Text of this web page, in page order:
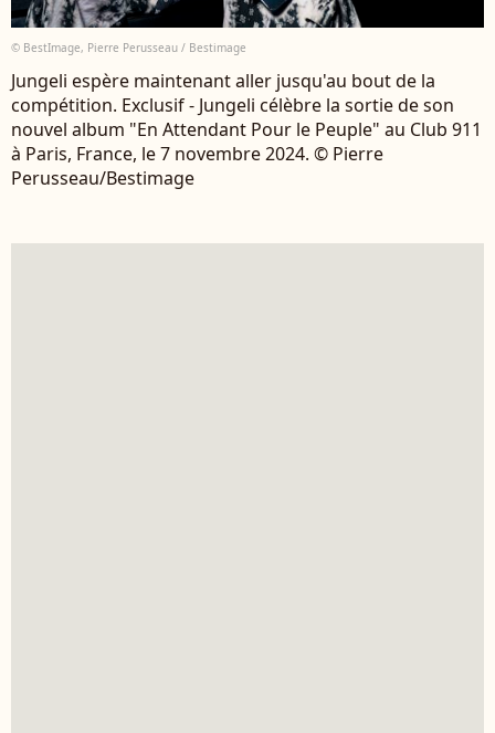
© BestImage, Pierre Perusseau / Bestimage
Jungeli espère maintenant aller jusqu'au bout de la
compétition. Exclusif - Jungeli célèbre la sortie de son
nouvel album "En Attendant Pour le Peuple" au Club 911
à Paris, France, le 7 novembre 2024. © Pierre
Perusseau/Bestimage